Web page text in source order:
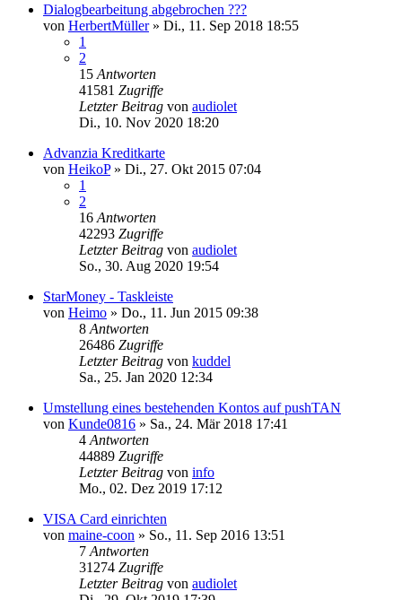
Dialogbearbeitung abgebrochen ???
von HerbertMüller» Di., 11. Sep 2018 18:55
1
2
15 Antworten
41581 Zugriffe
Letzter Beitrag von audiolet
Di., 10. Nov 2020 18:20
Advanzia Kreditkarte
von HeikoP» Di., 27. Okt 2015 07:04
1
2
16 Antworten
42293 Zugriffe
Letzter Beitrag von audiolet
So., 30. Aug 2020 19:54
StarMoney - Taskleiste
von Heimo » Do., 11. Jun 2015 09:38
8 Antworten
26486 Zugriffe
Letzter Beitrag von kuddel
Sa., 25. Jan 2020 12:34
Umstellung eines bestehenden Kontos auf pushTAN
von Kunde0816 » Sa., 24. Mär 2018 17:41
4 Antworten
44889 Zugriffe
Letzter Beitrag von info
Mo., 02. Dez 2019 17:12
VISA Card einrichten
von maine-coon » So., 11. Sep 2016 13:51
7 Antworten
31274 Zugriffe
Letzter Beitrag von audiolet